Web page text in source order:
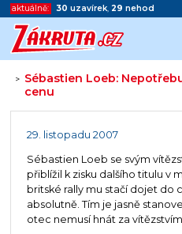
aktuálně: 30 uzavírek, 29 nehod
> Sébastien Loeb:
cenu
Začátek reklamy
29. listopadu 2007
Sébastien Loeb se svým
přiblížil k zisku dalšího titulu v
britské rally mu stačí dojet do
absolutně. Tím je jasně
otec nemusí hnát za